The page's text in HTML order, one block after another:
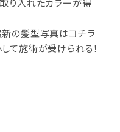
り入れたカラーが得
の髪型写真はコチラ
て施術が受けられる！